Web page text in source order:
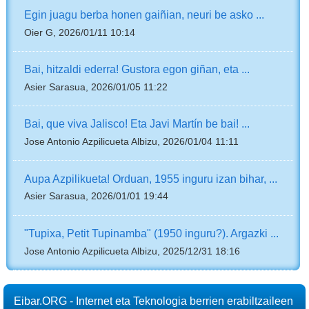
Egin juagu berba honen gaiñian, neuri be asko ...
Oier G, 2026/01/11 10:14
Bai, hitzaldi ederra! Gustora egon giñan, eta ...
Asier Sarasua, 2026/01/05 11:22
Bai, que viva Jalisco! Eta Javi Martín be bai! ...
Jose Antonio Azpilicueta Albizu, 2026/01/04 11:11
Aupa Azpilikueta! Orduan, 1955 inguru izan bihar, ...
Asier Sarasua, 2026/01/01 19:44
"Tupixa, Petit Tupinamba" (1950 inguru?). Argazki ...
Jose Antonio Azpilicueta Albizu, 2025/12/31 18:16
Eibar.ORG - Internet eta Teknologia berrien erabiltzaileen